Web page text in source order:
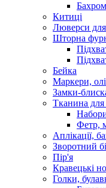
Китиці
Люверси
Шторна
Бейка
Маркери,
Замки-
Тканина
Фетр,
Аплікації,
Зворотний
Пір'я
Кравецькі
Голки,